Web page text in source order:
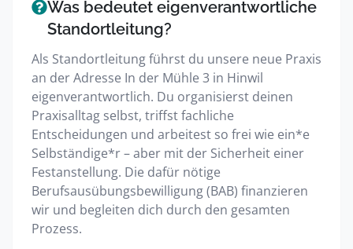
Was bedeutet eigenverantwortliche
Standortleitung?
Als Standortleitung führst du unsere neue Praxis
an der Adresse In der Mühle 3 in Hinwil
eigenverantwortlich. Du organisierst deinen
Praxisalltag selbst, triffst fachliche
Entscheidungen und arbeitest so frei wie ein*e
Selbständige*r – aber mit der Sicherheit einer
Festanstellung. Die dafür nötige
Berufsausübungsbewilligung (BAB) finanzieren
wir und begleiten dich durch den gesamten
Prozess.